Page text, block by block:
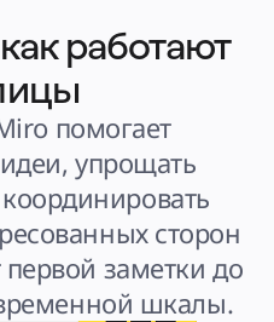
работают
помогает
упрощать
сторон
заметки до
шкалы.